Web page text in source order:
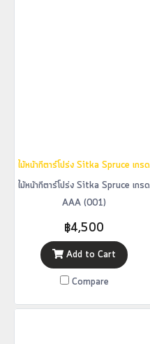
ไม้หน้ากีตาร์โปร่ง Sitka Spruce เก
ไม้หน้ากีตาร์โปร่ง Sitka Spruce เกรด
AAA (001)
฿4,500
Add to Cart
Compare